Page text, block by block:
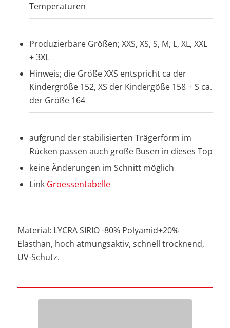
Temperaturen
Produzierbare Größen; XXS, XS, S, M, L, XL, XXL
+ 3XL
Hinweis; die Größe XXS entspricht ca der
Kindergröße 152, XS der Kindergöße 158 + S ca.
der Größe 164
aufgrund der stabilisierten Trägerform im
Rücken passen auch große Busen in dieses Top
keine Änderungen im Schnitt möglich
Link Groessentabelle
Material: LYCRA SIRIO -80% Polyamid+20%
Elasthan, hoch atmungsaktiv, schnell trocknend,
UV-Schutz.